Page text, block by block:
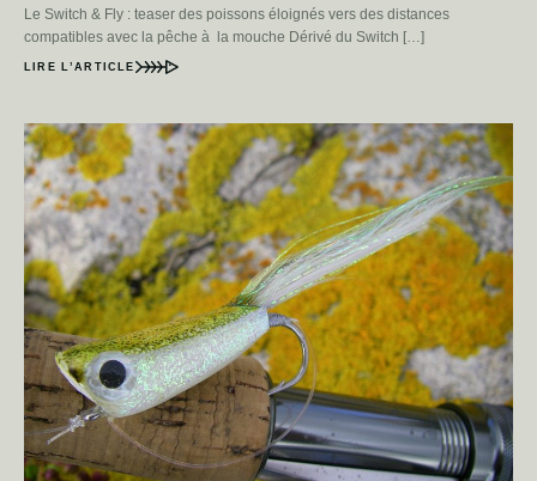
Le Switch & Fly : teaser des poissons éloignés vers des distances
compatibles avec la pêche à la mouche Dérivé du Switch […]
LIRE L’ARTICLE